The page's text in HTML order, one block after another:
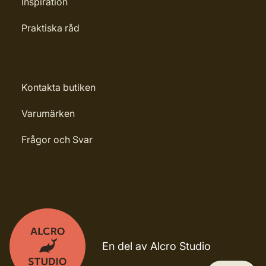
Praktiska råd
Kontakta butiken
Varumärken
Frågor och Svar
En del av Alcro Studio